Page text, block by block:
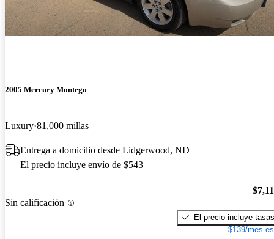
2005 Mercury Montego
Luxury 81,000 millas
Entrega a domicilio desde Lidgerwood, ND
El precio incluye envío de $543
Sin calificación
El precio incluye tasas
$139/mes